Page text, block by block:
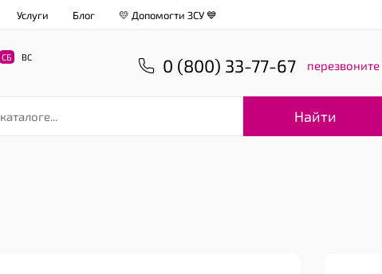
Услуги Блог 💛 Допомогти ЗСУ 💙
СБ
ВС
0 (800) 33-77-67 перезвоните
Найти